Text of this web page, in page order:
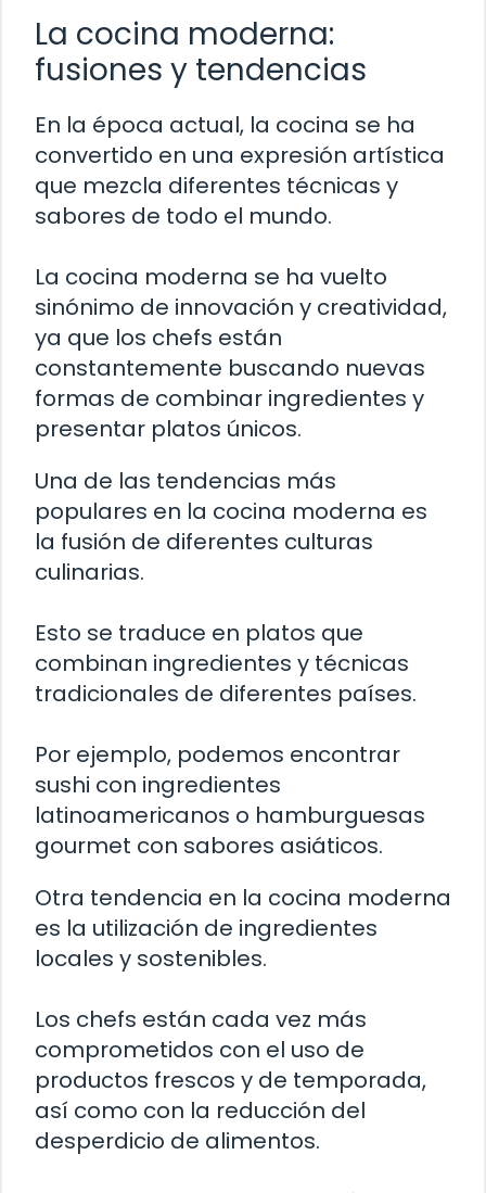
La cocina moderna:
fusiones y tendencias
En la época actual, la cocina se ha
convertido en una expresión artística
que mezcla diferentes técnicas y
sabores de todo el mundo.
La cocina moderna se ha vuelto
sinónimo de innovación y creatividad,
ya que los chefs están
constantemente buscando nuevas
formas de combinar ingredientes y
presentar platos únicos.
Una de las tendencias más
populares en la cocina moderna es
la fusión de diferentes culturas
culinarias.
Esto se traduce en platos que
combinan ingredientes y técnicas
tradicionales de diferentes países.
Por ejemplo, podemos encontrar
sushi con ingredientes
latinoamericanos o hamburguesas
gourmet con sabores asiáticos.
Otra tendencia en la cocina moderna
es la utilización de ingredientes
locales y sostenibles.
Los chefs están cada vez más
comprometidos con el uso de
productos frescos y de temporada,
así como con la reducción del
desperdicio de alimentos.